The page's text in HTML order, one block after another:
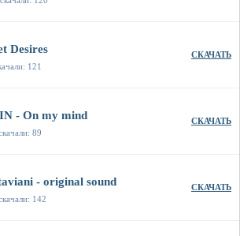
Desires
121
СКАЧАТЬ
- On my mind
89
СКАЧАТЬ
- original sound
142
СКАЧАТЬ